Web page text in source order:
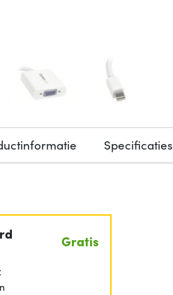
Specificaties
Gratis